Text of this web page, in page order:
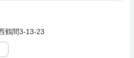
鶴間3-13-23